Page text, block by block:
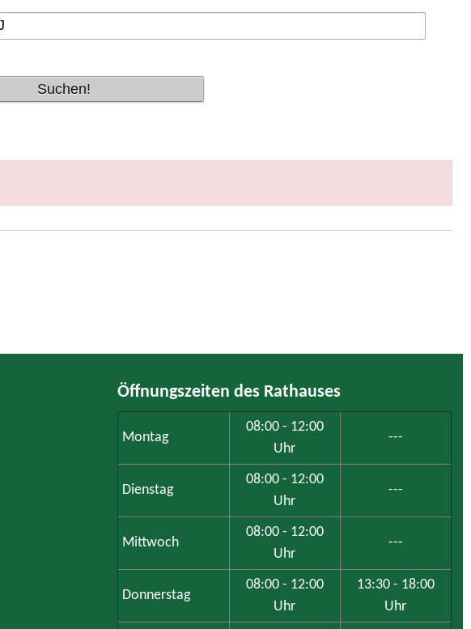
Öffnungszeiten des Rathauses
Montag
08:00 - 12:00
Uhr
---
Dienstag
08:00 - 12:00
Uhr
---
Mittwoch
08:00 - 12:00
Uhr
---
Donnerstag
08:00 - 12:00
Uhr
13:30 - 18:00
Uhr